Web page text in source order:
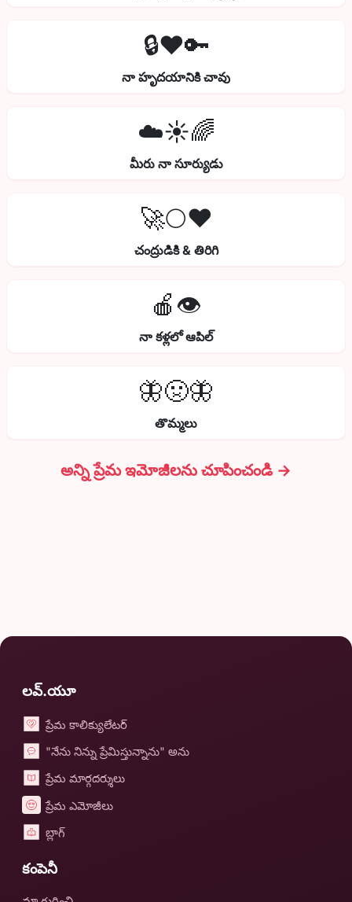
🔒❤️🔑
నా హృదయానికి చావు
☁️☀️🌈
మీరు నా సూర్యుడు
🚀🌕❤️
చంద్రుడికి & తిరిగి
🍎👁️
నా కళ్లలో ఆపిల్
🦋🤢🦋
తొమ్మలు
అన్ని ప్రేమ ఇమోజీలను చూపించండి →
లవ్.యూ
ప్రేమ కాలిక్యులేటర్
"నేను నిన్ను ప్రేమిస్తున్నాను" అను
ప్రేమ మార్గదర్శులు
ప్రేమ ఎమోజీలు
బ్లాగ్
కంపెనీ